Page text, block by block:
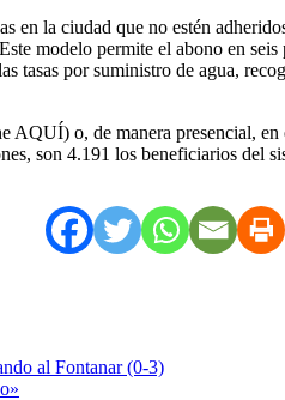
la ciudad que no estén
modelo permite el abono en
por suministro de agua,
AQUÍ) o, de manera presencial,
son 4.191 los beneficiarios
al Fontanar (0-3)